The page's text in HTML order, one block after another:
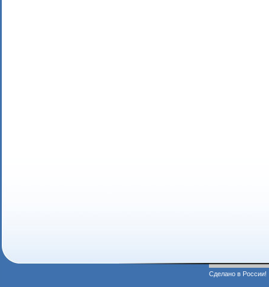
Сделано в России!